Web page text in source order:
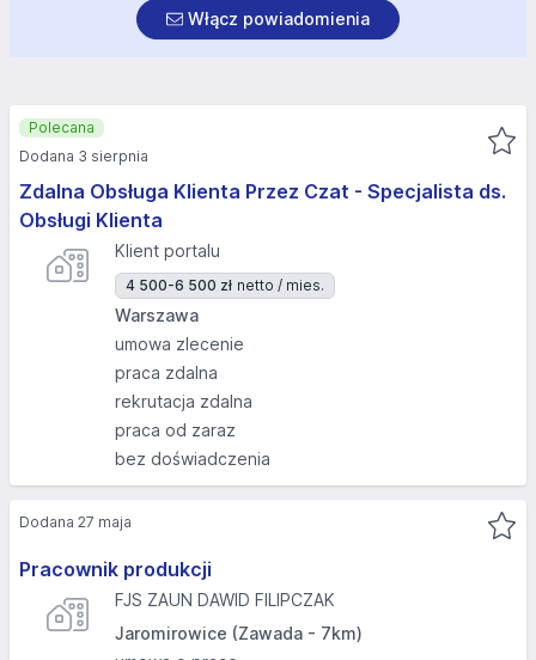
Włącz powiadomienia
Zdalna Obsługa Klienta Przez Czat - Specjalista ds.
Obsługi Klienta
Klient portalu
4 500-6 500 zł netto / mies.
Warszawa
umowa zlecenie
praca zdalna
rekrutacja zdalna
praca od zaraz
bez doświadczenia
Polecana
Dodana 3 sierpnia
Pracownik produkcji
FJS ZAUN DAWID FILIPCZAK
Jaromirowice (Zawada - 7km)
Dodana 27 maja